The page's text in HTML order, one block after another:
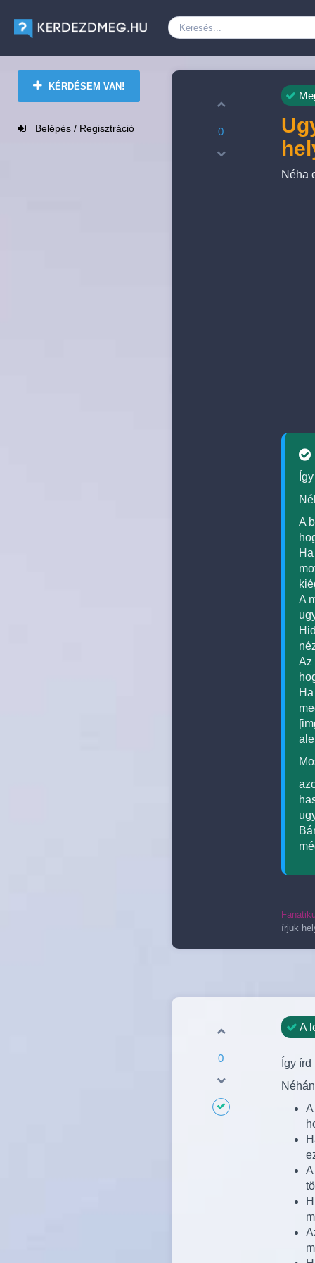
KÉRDÉSEM VAN!
Belépés / Regisztráció 0
Néha
A
A
Az
írjuk
0
A
Így